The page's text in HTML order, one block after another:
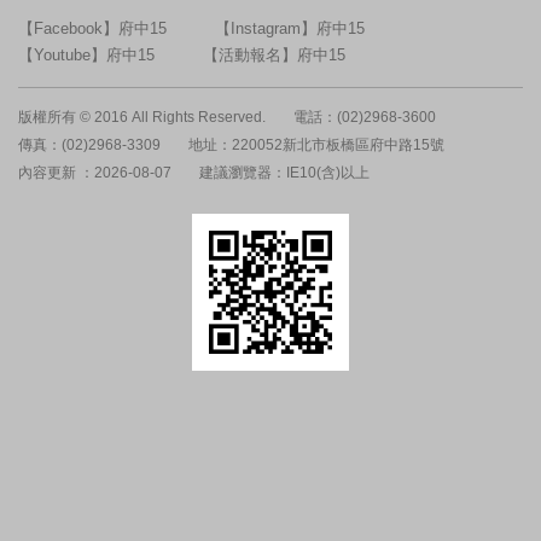
【Facebook】府中15
【Instagram】府中15
【Youtube】府中15
【活動報名】府中15
版權所有 © 2016 All Rights Reserved.
電話：(02)2968-3600
傳真：(02)2968-3309
地址：220052新北市板橋區府中路15號
內容更新 ：2026-08-07
建議瀏覽器：IE10(含)以上